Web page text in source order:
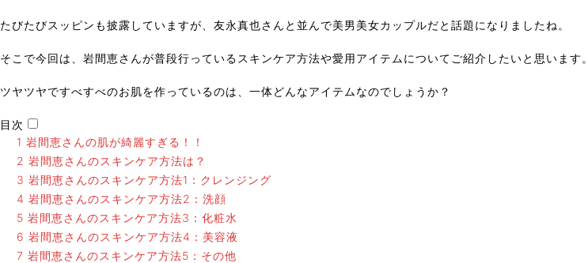
たびたびスッピンも披露していますが、友永真也さんと並んで美男美女カップルだと話題になりましたね。
そこで今回は、 岩間恵さんが普段行っているスキンケア方法や愛用アイテムについてご紹介したいと思います。
ツヤツヤですべすべのお肌を作っているのは、一体どんなアイテムなのでしょうか？
目次
1 岩間恵さんの肌が綺麗すぎる！！
2 岩間恵さんのスキンケア方法は？
3 岩間恵さんのスキンケア方法1：クレンジング
4 岩間恵さんのスキンケア方法2：洗顔
5 岩間恵さんのスキンケア方法3：化粧水
6 岩間恵さんのスキンケア方法4：美容液
7 岩間恵さんのスキンケア方法5：その他